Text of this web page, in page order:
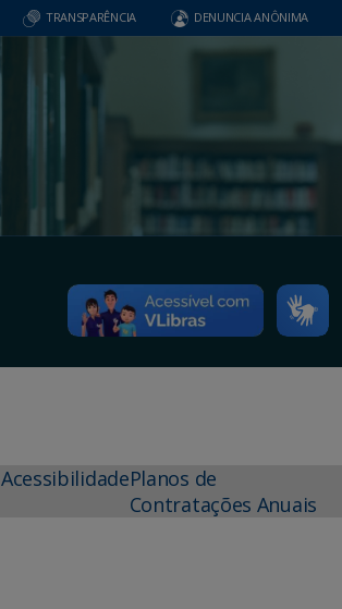
TRANSPARÊNCIA DENUNCIA ANÔNIMA
AcessibilidadePlanos de
Contratações Anuais